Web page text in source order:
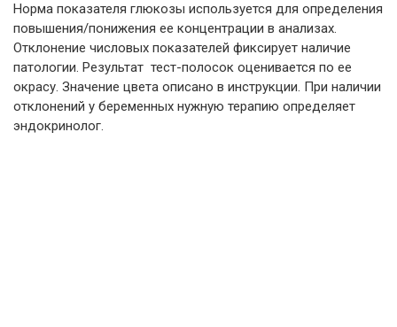
Норма показателя глюкозы используется для определения
повышения/понижения ее концентрации в анализах.
Отклонение числовых показателей фиксирует наличие
патологии. Результат тест-полосок оценивается по ее
окрасу. Значение цвета описано в инструкции. При наличии
отклонений у беременных нужную терапию определяет
эндокринолог.